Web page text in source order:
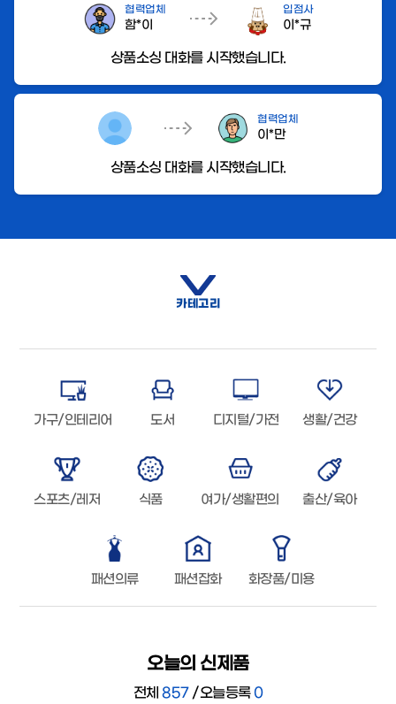
협력업체
함*이
입점사
이*규
상품소싱 대화를 시작했습니다.
협력업체
이*만
상품소싱 대화를 시작했습니다.
카테고리
가구/인테리어 도서 디지털/가전 생활/건강
스포츠/레저 식품 여가/생활편의 출산/육아
패션의류 패션잡화 화장품/미용
오늘의 신제품
전체 857/오늘등록0